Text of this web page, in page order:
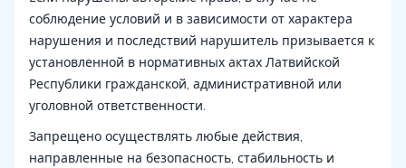
соблюдение условий и в зависимости от характера
нарушения и последствий нарушитель призывается к
установленной в нормативных актах Латвийской
Республики гражданской, административной или
уголовной ответственности.
Запрещено осуществлять любые действия,
направленные на безопасность, стабильность и